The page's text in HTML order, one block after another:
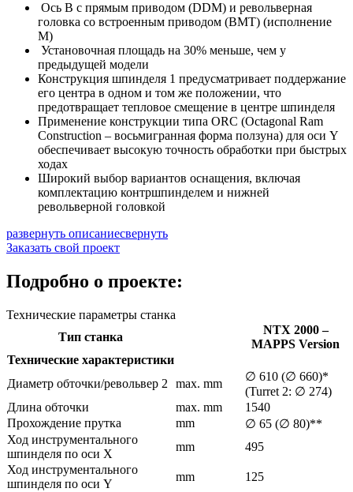
Ось В с прямым приводом (DDM) и револьверная
головка со встроенным приводом (BMT) (исполнение
M)
Установочная площадь на 30% меньше, чем у
предыдущей модели
Конструкция шпинделя 1 предусматривает поддержание
его центра в одном и том же положении, что
предотвращает тепловое смещение в центре шпинделя
Применение конструкции типа ORC (Octagonal Ram
Construction – восьмигранная форма ползуна) для оси Y
обеспечивает высокую точность обработки при быстрых
ходах
Широкий выбор вариантов оснащения, включая
комплектацию контршпинделем и нижней
револьверной головкой
развернуть описаниесвернуть
Заказать свой проект
Подробно о проекте:
Технические параметры станка
Тип станка
NTX 2000 –
MAPPS Version
Технические характеристики
Диаметр обточки/револьвер 2
max. mm
∅ 610 (∅ 660)*
(Turret 2: ∅ 274)
Длина обточки
max. mm
1540
Прохождение прутка
mm
∅ 65 (∅ 80)**
Ход инструментального
шпинделя по оси X
mm
495
Ход инструментального
шпинделя по оси Y
mm
125